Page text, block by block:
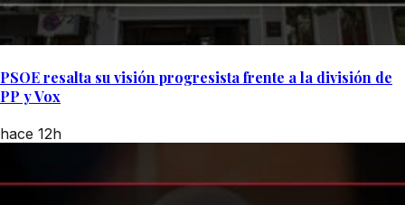
PSOE resalta su visión progresista frente a la división de
PP y Vox
hace 12h